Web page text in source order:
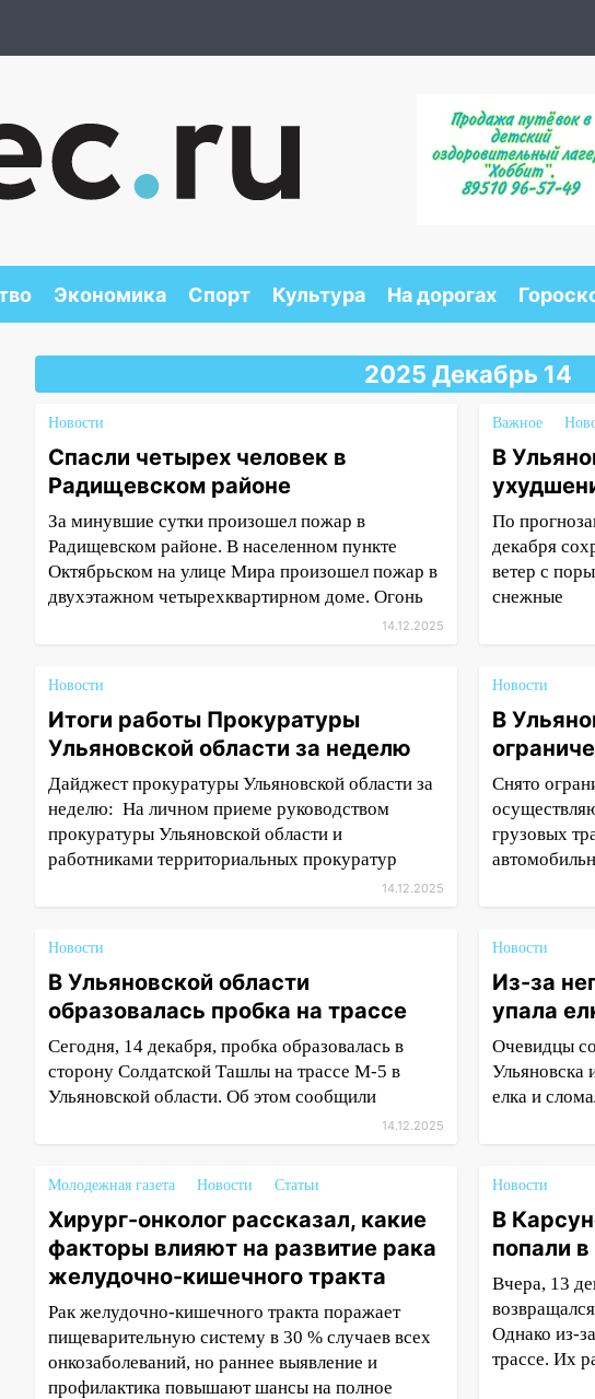
Экономика Спорт Культура На дорогах
2025 Декабрь 14
Новости
Спасли четырех человек в
Радищевском районе
За минувшие сутки произошел пожар в
Радищевском районе. В населенном пункте
Октябрьском на улице Мира произошел пожар в
двухэтажном четырехквартирном доме. Огонь
14.12.2025
Важное
В
По
декабря
ветер с
снежные
Новости
Итоги работы Прокуратуры
Ульяновской области за неделю
Дайджест прокуратуры Ульяновской области за
неделю: На личном приеме руководством
прокуратуры Ульяновской области и
работниками территориальных прокуратур
14.12.2025
Новости
В
Снято
грузовых
Новости
В Ульяновской области
образовалась пробка на трассе
Сегодня, 14 декабря, пробка образовалась в
сторону Солдатской Ташлы на трассе М-5 в
Ульяновской области. Об этом сообщили
14.12.2025
Новости
Из-за
упала
Очевидцы
Ульяновска
елка и
Молодежная газета Новости Статьи
Хирург-онколог рассказал, какие
факторы влияют на развитие рака
желудочно-кишечного тракта
Рак желудочно-кишечного тракта поражает
пищеварительную систему в 30 % случаев всех
онкозаболеваний, но раннее выявление и
профилактика повышают шансы на полное
Новости
В
попали
Вчера, 13
Однако из-
трассе. Их